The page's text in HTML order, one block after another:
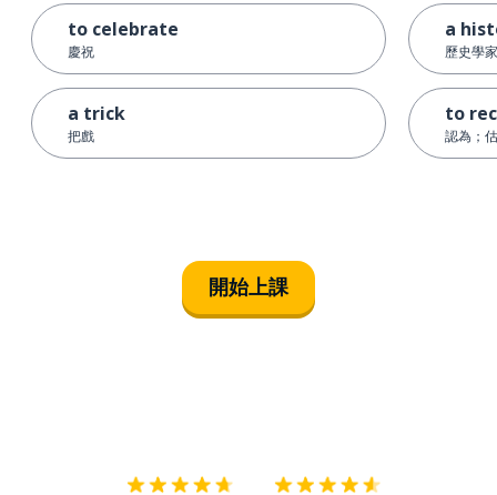
to celebrate
慶祝
a trick
把戲
a
歷史學家
to
認為；
開始上課